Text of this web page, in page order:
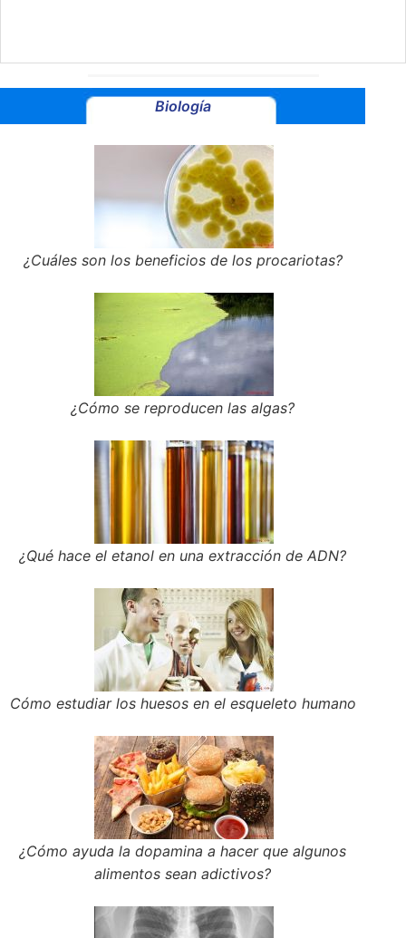
Biología
¿Cuáles son los beneficios de los procariotas?
¿Cómo se reproducen las algas?
¿Qué hace el etanol en una extracción de ADN?
Cómo estudiar los huesos en el esqueleto humano
¿Cómo ayuda la dopamina a hacer que algunos
alimentos sean adictivos?